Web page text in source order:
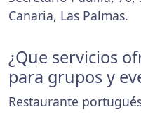
Canaria, Las Palmas.
¿Que servicios
para grupos y
Restaurante